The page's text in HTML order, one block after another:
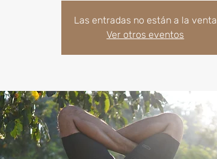
Las entradas no están a la venta
Ver otros eventos